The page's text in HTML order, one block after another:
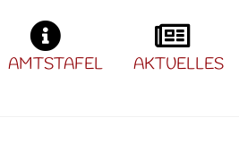
AMTSTAFEL AKTUELLES